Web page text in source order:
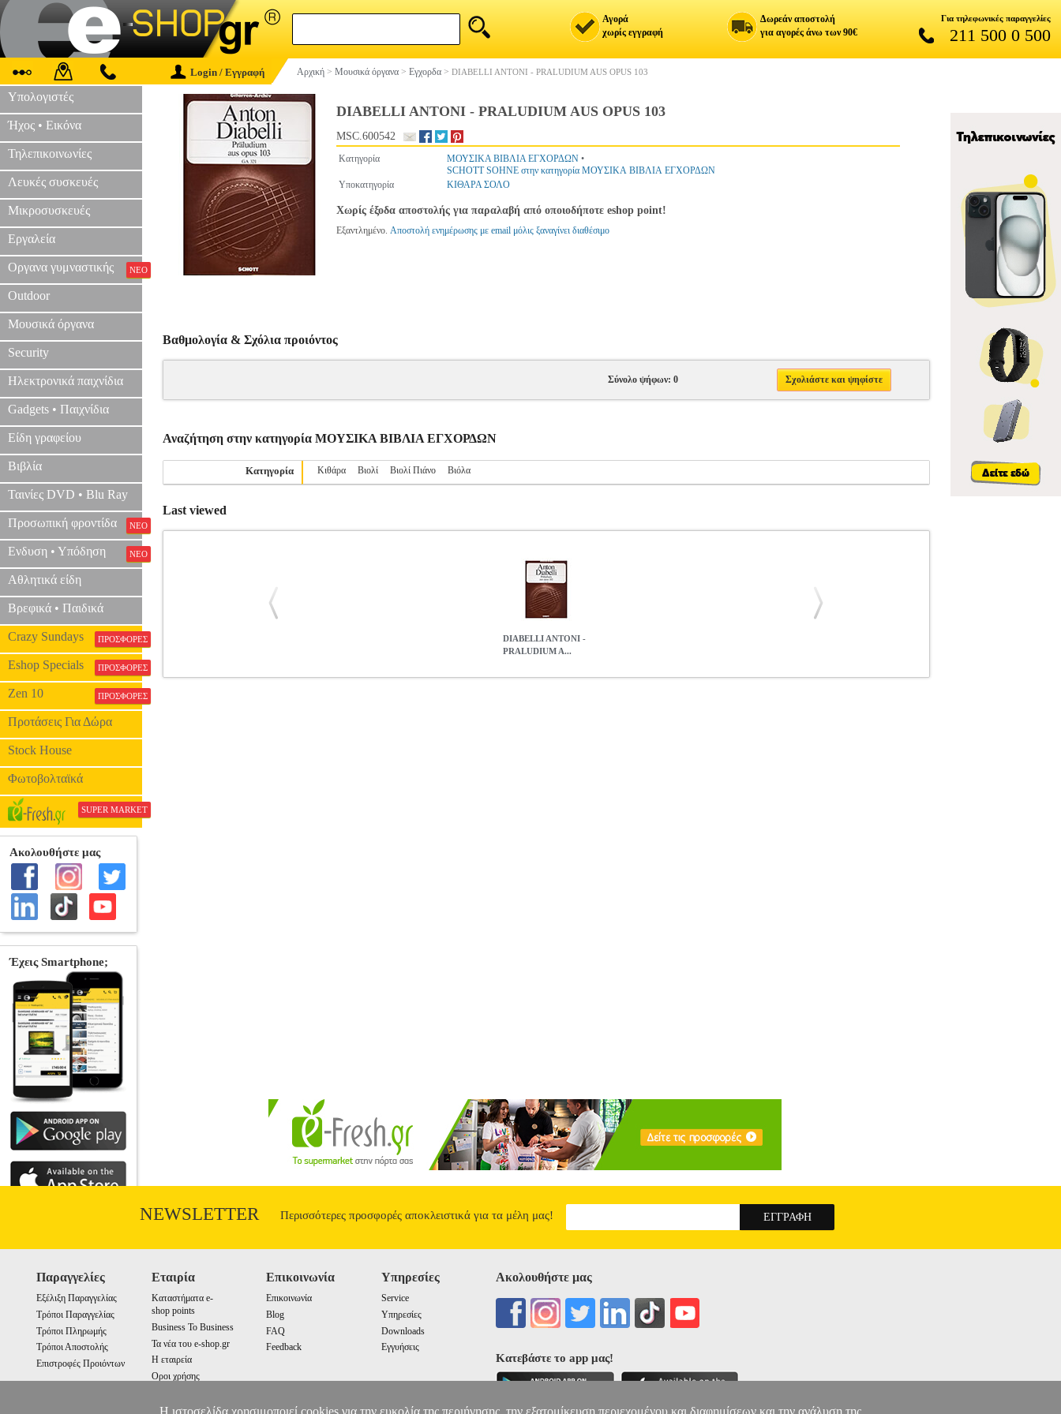
Αγορά
χωρίς εγγραφή
Δωρεάν αποστολή
για αγορές άνω των 90€
Για τηλεφωνικές παραγγελίες
211 500 0 500
Login / Εγγραφή Αρχική > Μουσικά όργανα > Εγχορδα > DIABELLI ANTONI - PRALUDIUM AUS OPUS 103
Υπολογιστές
Ήχος • Εικόνα
Τηλεπικοινωνίες
Λευκές συσκευές
Μικροσυσκευές
Εργαλεία
Οργανα γυμναστικής ΝΕΟ
Outdoor
Μουσικά όργανα
Security
Ηλεκτρονικά παιχνίδια
Gadgets • Παιχνίδια
Είδη γραφείου
Βιβλία
Ταινίες DVD • Blu Ray
Προσωπική φροντίδα ΝΕΟ
Ενδυση • Υπόδηση ΝΕΟ
Αθλητικά είδη
Βρεφικά • Παιδικά
Crazy Sundays ΠΡΟΣΦΟΡΕΣ
Eshop Specials ΠΡΟΣΦΟΡΕΣ
Zen 10 ΠΡΟΣΦΟΡΕΣ
Προτάσεις Για Δώρα
Stock House
Φωτοβολταϊκά
SUPER MARKET
DIABELLI ANTONI - PRALUDIUM AUS OPUS 103
MSC.600542
Κατηγορία ΜΟΥΣΙΚΑ ΒΙΒΛΙΑ ΕΓΧΟΡΔΩΝ •
SCHOTT SOHNE στην κατηγορία ΜΟΥΣΙΚΑ ΒΙΒΛΙΑ ΕΓΧΟΡΔΩΝ
Υποκατηγορία
ΚΙΘΑΡΑ ΣΟΛΟ
Χωρίς έξοδα αποστολής για παραλαβή από οποιοδήποτε eshop point!
Εξαντλημένο. Αποστολή ενημέρωσης με email μόλις ξαναγίνει διαθέσιμο
Βαθμολογία & Σχόλια προιόντος
Σύνολο ψήφων: 0 Σχολιάστε και ψηφίστε
Αναζήτηση στην κατηγορία ΜΟΥΣΙΚΑ ΒΙΒΛΙΑ ΕΓΧΟΡΔΩΝ
Κατηγορία Κιθάρα Βιολί Βιολί Πιάνο Βιόλα
Last viewed
DIABELLI ANTONI -
PRALUDIUM A...
NEWSLETTER Περισσότερες προσφορές αποκλειστικά για τα μέλη μας!
Παραγγελίες
Εξέλιξη Παραγγελίας
Τρόποι Παραγγελίας
Τρόποι Πληρωμής
Τρόποι Αποστολής
Επιστροφές Προιόντων
Εταιρία
Καταστήματα e-
shop points
Business To Business
Τα νέα του e-shop.gr
Η εταιρεία
Οροι χρήσης
Επικοινωνία
Επικοινωνία
Blog
FAQ
Feedback
Υπηρεσίες
Service
Υπηρεσίες
Downloads
Εγγυήσεις
Ακολουθήστε μας
Κατεβάστε το app μας!